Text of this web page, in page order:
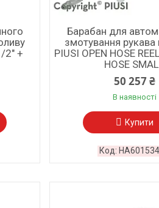
2" +
Барабан для
змотування рукава
PIUSI OPEN HOSE
HOSE
50 257 ₴
В наявності
Купити